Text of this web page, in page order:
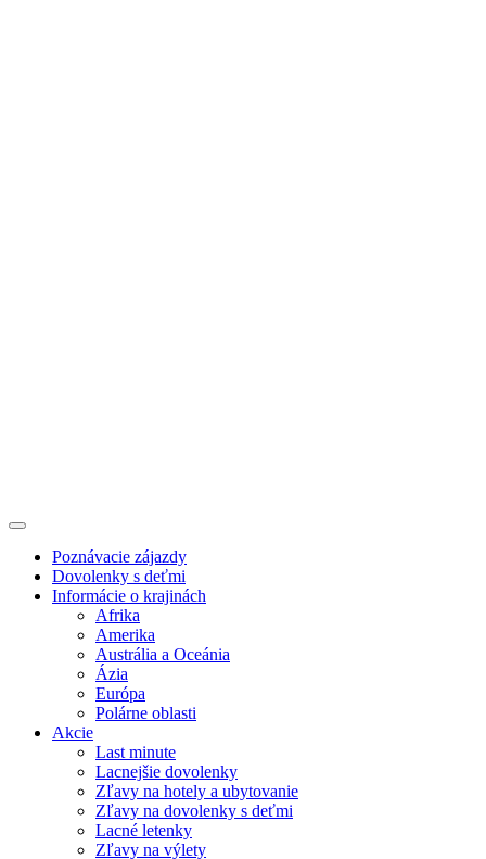
Poznávacie zájazdy
Dovolenky s deťmi
Informácie o krajinách
Afrika
Amerika
Austrália a Oceánia
Ázia
Európa
Polárne oblasti
Akcie
Last minute
Lacnejšie dovolenky
Zľavy na hotely a ubytovanie
Zľavy na dovolenky s deťmi
Lacné letenky
Zľavy na výlety